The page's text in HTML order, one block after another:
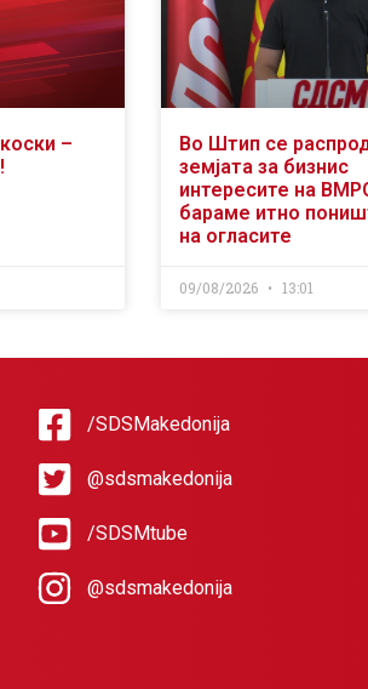
–
Во Штип се
земјата за бизнис
интересите на
бараме итно
на огласите
09/08/2026 13:01
/SDSMakedonija
@sdsmakedonija
/SDSMtube
@sdsmakedonija